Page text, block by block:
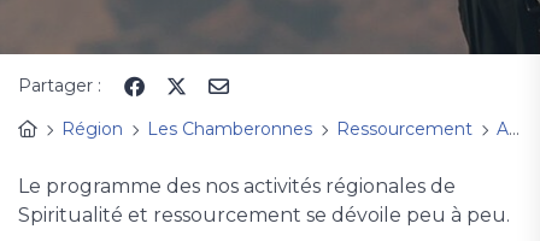
Partager :
Région
Les Chamberonnes Ressourcement Activités de spiritualité et de ressourcement
Le programme des nos activités régionales de
Spiritualité et ressourcement se dévoile peu à peu.